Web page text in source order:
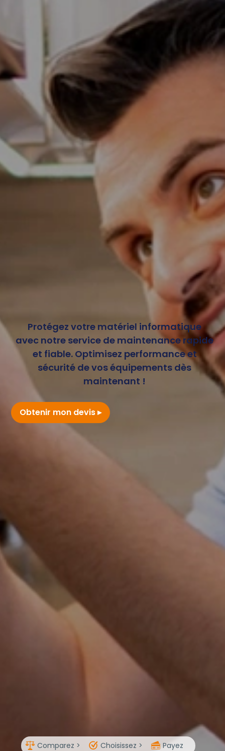
Protégez votre matériel informatique
avec notre service de maintenance rapide
et fiable. Optimisez performance et
sécurité de vos équipements dès
maintenant !
Obtenir mon devis
Comparez > Choisissez > Payez